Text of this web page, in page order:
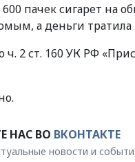
пачек сигарет на
а деньги тратила
ч. 2 ст. 160 УК РФ
НАС ВО ВКОНТАКТЕ
новости и